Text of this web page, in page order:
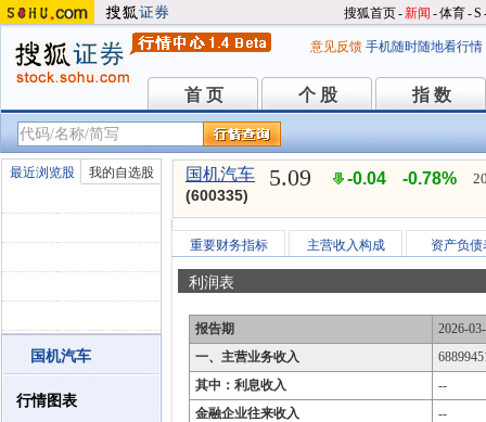
搜狐首页-新闻 -体育-S
意见反馈 手机随时随地看行情
首 页
首 页 个 股
个 股 指 数
指 数
最近浏览股 我的自选股
国机汽车
行情图表
国机汽车
(600335)
5.09 -0.04 -0.78%
重要财务指标 主营收入构成 资产负债
利润表
报告期
2026-
一、主营业务收入
其中：利息收入
--
金融企业往来收入
--